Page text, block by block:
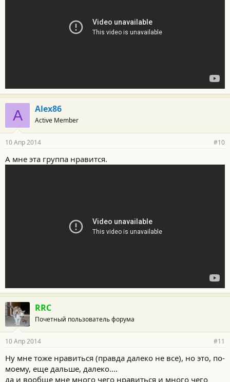
A Alex86
Active Member
10 Апр 2014 #10
А мне эта группа нравится.
RRC
Почетный пользователь форума
10 Апр 2014 #11
Ну мне тоже нравиться (правда далеко не все), но это, по-
моему, еще дальше, далеко....
да и вообще мне много чего нравиться и много чего